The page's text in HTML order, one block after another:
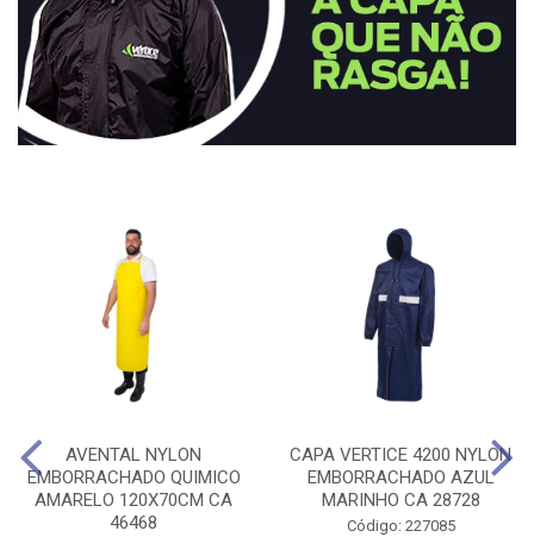
AVENTAL NYLON
EMBORRACHADO QUIMICO
AMARELO 120X70CM CA
46468
CAPA VERTICE 4200 NYLON
EMBORRACHADO AZUL
MARINHO CA 28728
Código: 227085